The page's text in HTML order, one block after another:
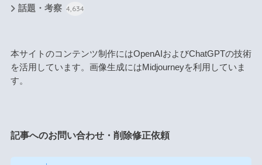
話題・考察 4,634
本サイトのコンテンツ制作にはOpenAIおよびChatGPTの技術
を活用しています。画像生成にはMidjourneyを利用していま
す。
記事へのお問い合わせ・削除修正依頼